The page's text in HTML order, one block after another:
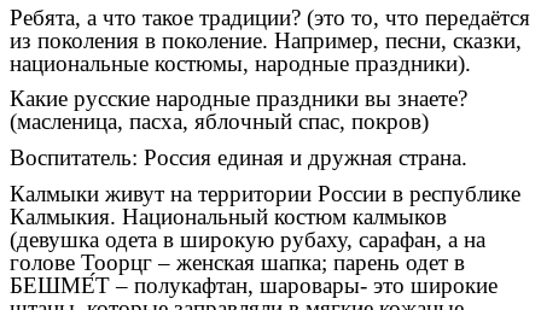
Ребята, а что такое традиции? (это то, что передаётся
из поколения в поколение. Например, песни, сказки,
национальные костюмы, народные праздники).
Какие русские народные праздники вы знаете?
(масленица, пасха, яблочный спас, покров)
Воспитатель: Россия единая и дружная страна.
Калмыки живут на территории России в республике
Калмыкия. Национальный костюм калмыков
(девушка одета в широкую рубаху, сарафан, а на
голове Тоорцг – женская шапка; парень одет в
БЕШМЕ́Т – полукафтан, шаровары- это широкие